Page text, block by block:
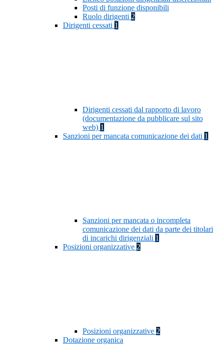
Posti di funzione disponibili
Ruolo dirigenti 2
Dirigenti cessati 1
Dirigenti cessati dal rapporto di lavoro
(documentazione da pubblicare sul sito
web) 1
Sanzioni per mancata comunicazione dei dati 1
Sanzioni per mancata o incompleta
comunicazione dei dati da parte dei titolari
di incarichi dirigenziali 1
Posizioni organizzative 2
Posizioni organizzative 2
Dotazione organica